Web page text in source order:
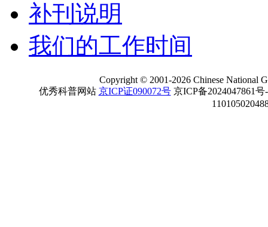
补刊说明
我们的工作时间
Copyright ©2001-2026 Chinese National
优秀科普网站 京ICP证090072号京ICP备2024047861